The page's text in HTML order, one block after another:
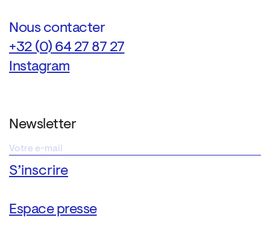
Nous contacter
+32 (0) 64 27 87 27
Instagram
Newsletter
Espace presse